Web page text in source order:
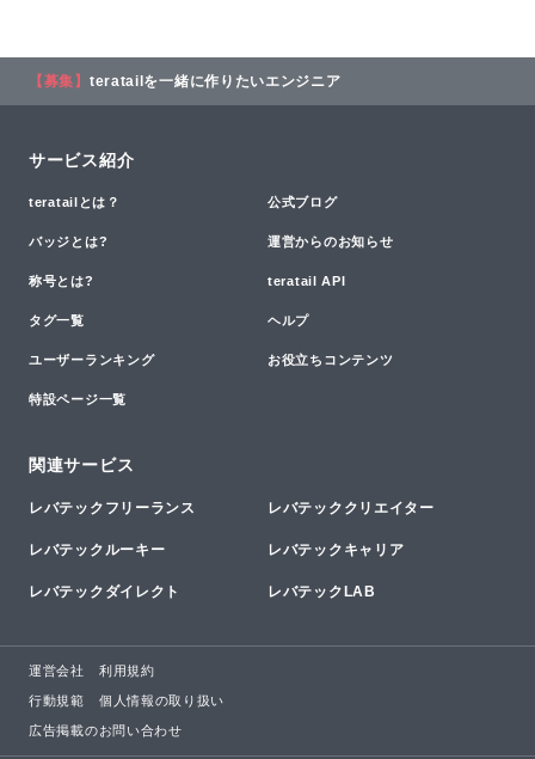
【募集】 teratailを一緒に作りたいエンジニア
サービス紹介
teratailとは？ 公式ブログ
バッジとは? 運営からのお知らせ
称号とは? teratail API
タグ一覧 ヘルプ
ユーザーランキング お役立ちコンテンツ
特設ページ一覧
関連サービス
レバテックフリーランス レバテッククリエイター
レバテックルーキー レバテックキャリア
レバテックダイレクト レバテックLAB
運営会社 利用規約
行動規範 個人情報の取り扱い
広告掲載のお問い合わせ